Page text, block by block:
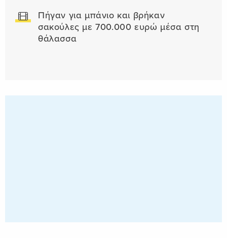
Πήγαν για μπάνιο και βρήκαν
σακούλες με 700.000 ευρώ μέσα στη
θάλασσα